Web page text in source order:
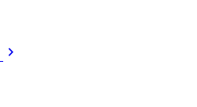
chevron_right